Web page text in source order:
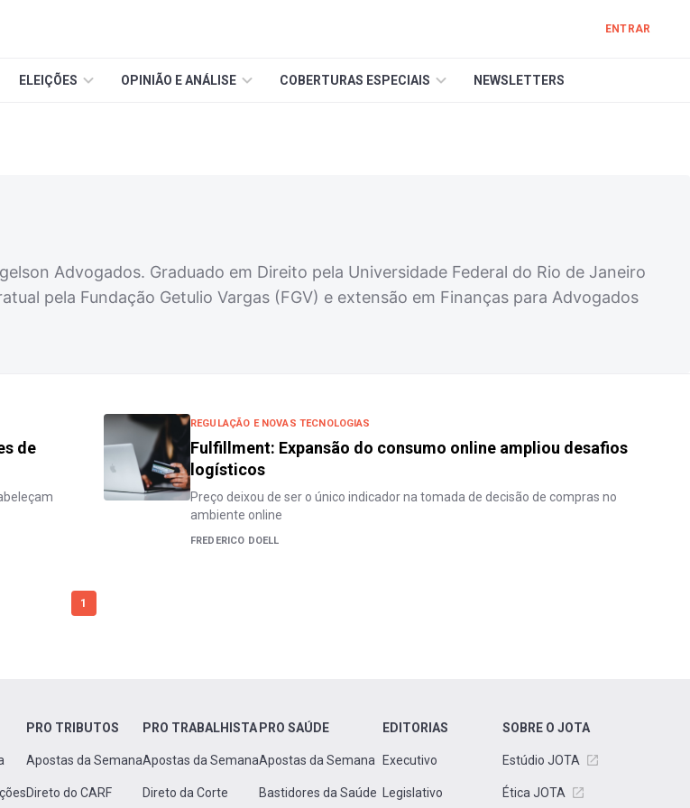
ENTRAR
ELEIÇÕES OPINIÃO E ANÁLISE COBERTURAS ESPECIAIS NEWSLETTERS
Advogados. Graduado em Direito pela Universidade Federal do Rio de Janeiro
pela Fundação Getulio Vargas (FGV) e extensão em Finanças para Advogados
de
REGULAÇÃO E NOVAS TECNOLOGIAS
Fulfillment: Expansão do consumo online ampliou desafios
logísticos
Preço deixou de ser o único indicador na tomada de decisão de compras no
ambiente online
FREDERICO DOELL
1
PRO TRIBUTOS
Apostas da Semana
Direto do CARF
PRO TRABALHISTA
Apostas da Semana
Direto da Corte
PRO SAÚDE
Apostas da Semana
Bastidores da Saúde
EDITORIAS
Executivo
Legislativo
SOBRE O JOTA
Estúdio JOTA
Ética JOTA